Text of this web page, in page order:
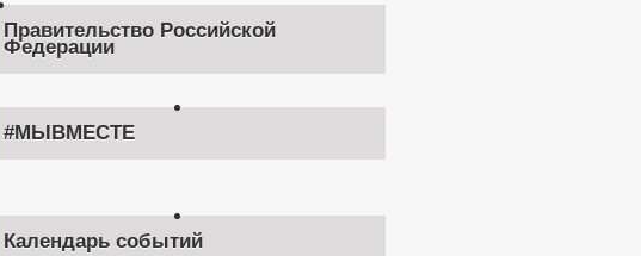
Правительство Российской
Федерации
#МЫВМЕСТЕ
Календарь событий